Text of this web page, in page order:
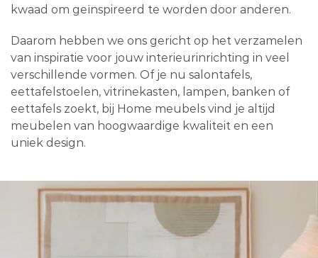
kwaad om geïnspireerd te worden door anderen.
Daarom hebben we ons gericht op het verzamelen
van inspiratie voor jouw interieurinrichting in veel
verschillende vormen. Of je nu salontafels,
eettafelstoelen, vitrinekasten, lampen, banken of
eettafels zoekt, bij Home meubels vind je altijd
meubelen van hoogwaardige kwaliteit en een
uniek design.